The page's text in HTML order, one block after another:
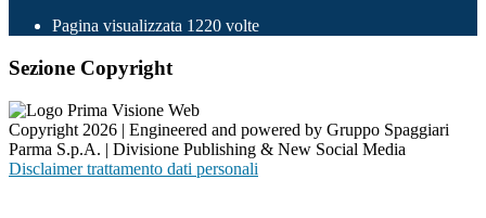
Pagina visualizzata 1220 volte
Sezione Copyright
Copyright 2026 | Engineered and powered by Gruppo Spaggiari
Parma S.p.A. | Divisione Publishing & New Social Media
Disclaimer trattamento dati personali